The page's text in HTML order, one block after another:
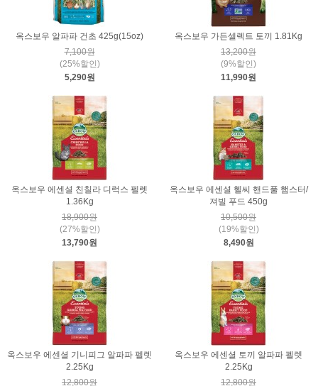
옥스보우 알파파 건초 425g(15oz)
7,100원
(25%할인)
5,290원
옥스보우 가든셀렉트 토끼 1.81Kg
13,200원
(9%할인)
11,990원
옥스보우 에센셜 친칠라 디럭스 펠렛
1.36Kg
18,900원
(27%할인)
13,790원
옥스보우 에센셜 헬씨 핸드풀 햄스터/
져빌 푸드 450g
10,500원
(19%할인)
8,490원
옥스보우 에센셜 기니피그 알파파 펠렛
2.25Kg
12,800원
옥스보우 에센셜 토끼 알파파 펠렛
2.25Kg
12,800원